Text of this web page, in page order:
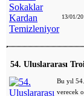
13/01/
54. Uluslararası
Bu yıl
verecek